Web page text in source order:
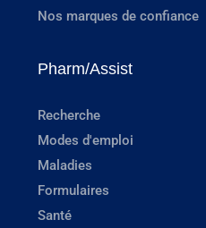
Nos marques de confiance
Pharm/Assist
Recherche
Modes d'emploi
Maladies
Formulaires
Santé